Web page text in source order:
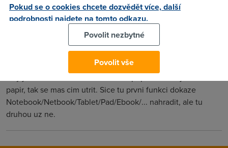
Jirka(21.8.2010 10:09:57)
Souhlasím s Váma.
(21.8.2010 11:15:07)
papir, tak se mas cim utrit. Sice tu prvni funkci dokaze
Notebook/Netbook/Tablet/Pad/Ebook/... nahradit, ale tu
druhou uz ne.
Pokud se o cookies chcete dozvědět více, další
podrobnosti najdete na tomto odkazu.
Povolit nezbytné
Povolit vše